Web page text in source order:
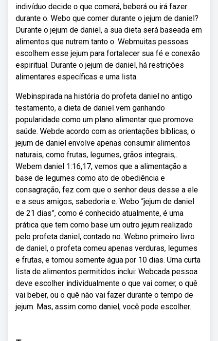
indivíduo decide o que comerá, beberá ou irá fazer
durante o. Webo que comer durante o jejum de daniel?
Durante o jejum de daniel, a sua dieta será baseada em
alimentos que nutrem tanto o. Webmuitas pessoas
escolhem esse jejum para fortalecer sua fé e conexão
espiritual. Durante o jejum de daniel, há restrições
alimentares específicas e uma lista.
Webinspirada na história do profeta daniel no antigo
testamento, a dieta de daniel vem ganhando
popularidade como um plano alimentar que promove
saúde. Webde acordo com as orientações bíblicas, o
jejum de daniel envolve apenas consumir alimentos
naturais, como frutas, legumes, grãos integrais,.
Webem daniel 1:16,17, vemos que a alimentação a
base de legumes como ato de obediência e
consagração, fez com que o senhor deus desse a ele
e a seus amigos, sabedoria e. Webo “jejum de daniel
de 21 dias”, como é conhecido atualmente, é uma
prática que tem como base um outro jejum realizado
pelo profeta daniel, contado no. Webno primeiro livro
de daniel, o profeta comeu apenas verduras, legumes
e frutas, e tomou somente água por 10 dias. Uma curta
lista de alimentos permitidos inclui: Webcada pessoa
deve escolher individualmente o que vai comer, o quê
vai beber, ou o quê não vai fazer durante o tempo de
jejum. Mas, assim como daniel, você pode escolher.